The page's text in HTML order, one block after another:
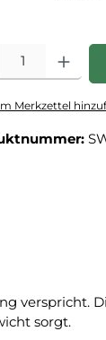
Anzahl: Gib
Merkzettel
verspricht.
sorgt.